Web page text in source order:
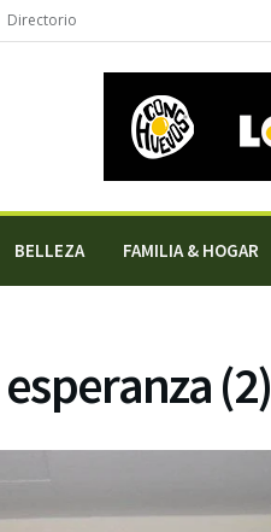
Directorio
BELLEZA FAMILIA & HOGAR
(2)